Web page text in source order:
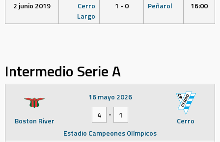
2 junio 2019
Cerro
Largo
1 - 0 Peñarol 16:00
Intermedio Serie A
Boston River Cerro
16 mayo 2026
4
-
1
Estadio Campeones Olímpicos